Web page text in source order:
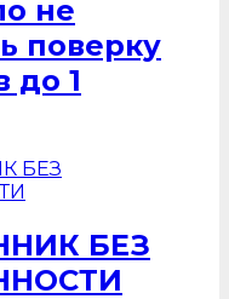
не
поверку
до 1
БЕЗ